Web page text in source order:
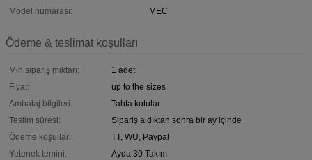
Model numarası:
MEC
Ödeme & teslimat koşulları
Min sipariş miktarı:
1 adet
Fiyat:
up to the sizes
Ambalaj bilgileri:
Tahta kutular
Teslim süresi:
Sipariş aldıktan sonra bir ay içinde
Ödeme koşulları:
TT, WU, Paypal
Yetenek temini:
Ayda 30 Takım